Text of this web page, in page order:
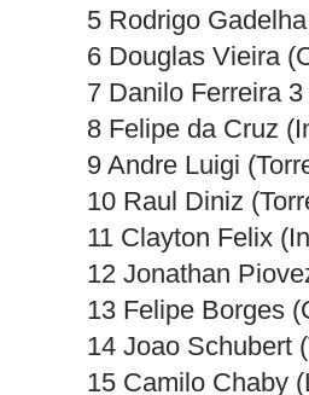
5 Rodrigo
6 Douglas Vieira
7 Danilo Ferreira
8 Felipe da Cruz
9 Andre Luigi
10 Raul Diniz
11 Clayton Felix
12 Jonathan
13 Felipe Borges
14 Joao Schubert
15 Camilo Chaby